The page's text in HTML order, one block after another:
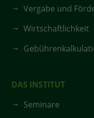
Vergabe und
Wirtschaftlichkeit
DAS INSTITUT
Seminare